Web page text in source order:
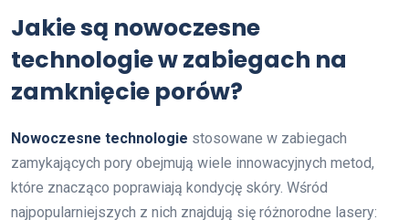
Jakie są nowoczesne
technologie w zabiegach na
zamknięcie porów?
Nowoczesne technologie stosowane w zabiegach
zamykających pory obejmują wiele innowacyjnych metod,
które znacząco poprawiają kondycję skóry. Wśród
najpopularniejszych z nich znajdują się różnorodne lasery: